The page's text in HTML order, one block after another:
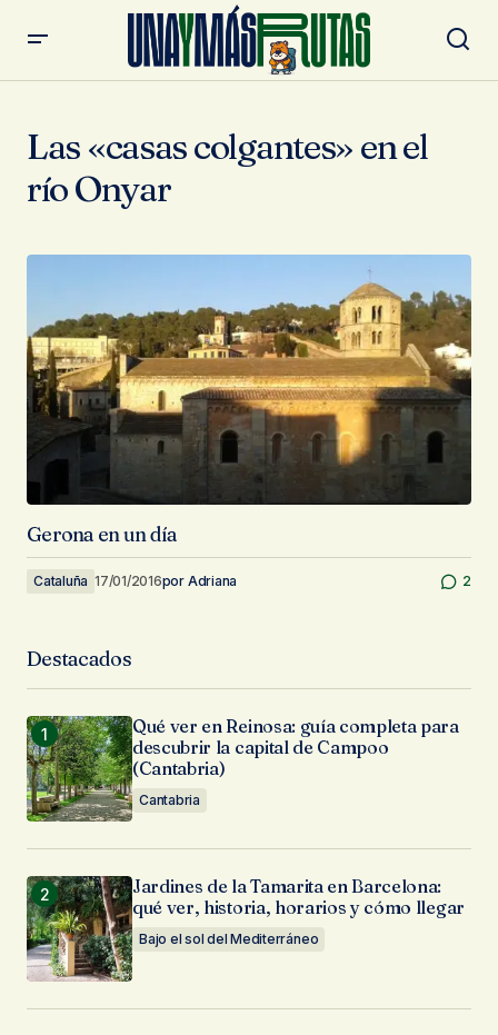
Las «casas colgantes» en el
río Onyar
Gerona en un día
Cataluña 17/01/2016por Adriana 2
Destacados
Qué ver en Reinosa: guía completa para
descubrir la capital de Campoo
(Cantabria)
Cantabria
Jardines de la Tamarita en Barcelona:
qué ver, historia, horarios y cómo llegar
Bajo el sol del Mediterráneo